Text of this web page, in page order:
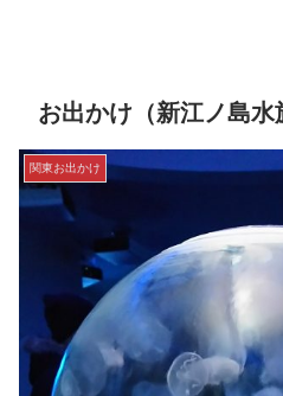
お出かけ（新江ノ島水
関東お出かけ